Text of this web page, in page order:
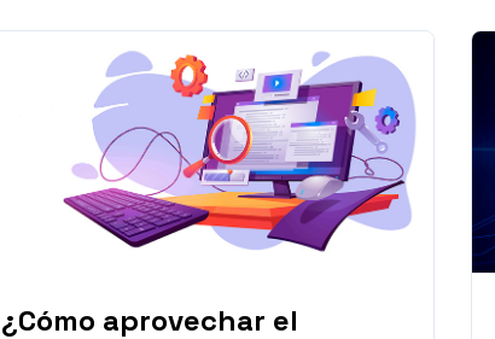
¿Cómo aprovechar el